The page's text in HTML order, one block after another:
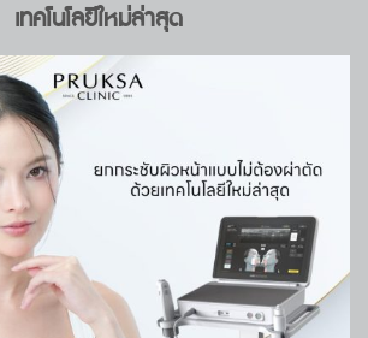
เทคโนโลยีใหม่ล่าสุด